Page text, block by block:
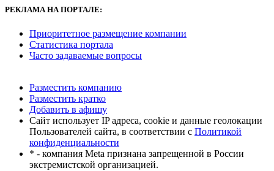
РЕКЛАМАНА ПОРТАЛЕ:
Приоритетное размещение компании
Статистика портала
Часто задаваемые вопросы
Разместить компанию
Разместить кратко
Добавить в афишу
Сайт использует IP адреса, cookie и данные геолокации
Пользователей сайта, в соответствии с Политикой
конфиденциальности
* - компания Meta признана запрещенной в России
экстремистской организацией.